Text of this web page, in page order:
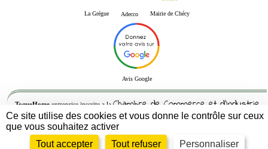
La Grégue Adecco Mairie de Chécy
Avis Google
ToqueHomeentreprise inscrite a la Chambre de Commerce et d'Industrie
du Loiret
Siren : 832564082 -- Siret : 83256408200010 - APE : 5621Z- RCS : 832564082
Ce site utilise des cookies et vous donne le contrôle sur ceux
que vous souhaitez activer
Tout accepter
Tout refuser Personnaliser